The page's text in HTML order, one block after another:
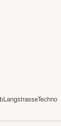
LangstrasseTechno